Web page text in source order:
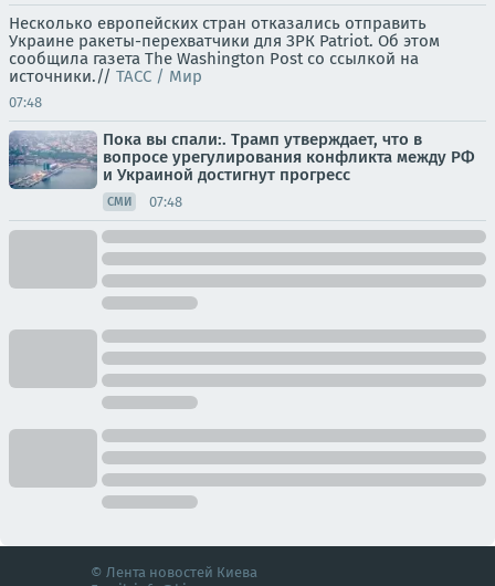
Несколько европейских стран отказались отправить
Украине ракеты-перехватчики для ЗРК Patriot. Об этом
сообщила газета The Washington Post со ссылкой на
источники.// ТАСС / Мир
07:48
Пока вы спали:. Трамп утверждает, что в
вопросе урегулирования конфликта между РФ
и Украиной достигнут прогресс
СМИ 07:48
© Лента новостей Киева